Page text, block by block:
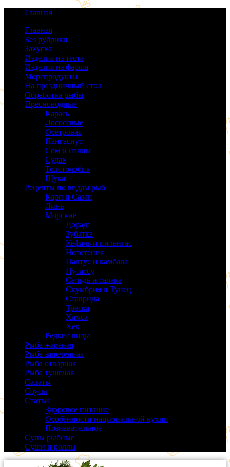
Главная
Главная
Без рубрики
Закуска
Изделия из теста
Изделия из фарша
Морепродукты
На праздничный стол
Обработка рыбы
Пресноводные
Карась
Лососевые
Осетровая
Пангасиус
Сом и налим
Судак
Толстолобик
Щука
Рецепты по видам рыб
Карп и Сазан
Линь
Морские
Дорада
Зубатка
Кефаль и пиленгас
Нототения
Палтус и камбала
Путассу
Сельдь и салака
Скумбрия и Тунец
Ставрида
Треска
Хамса
Хек
Редкие виды
Рыба жареная
Рыба запеченная
Рыба отварная
Рыба тушеная
Салаты
Соусы
Статьи
Здоровое питание
Особенности национальной кухни
Познавательное
Супы рыбные
Суши и роллы